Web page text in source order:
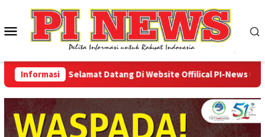
konten
Menu
Mobile
InformasiSelamat Datang Di Website Offilical PI-News